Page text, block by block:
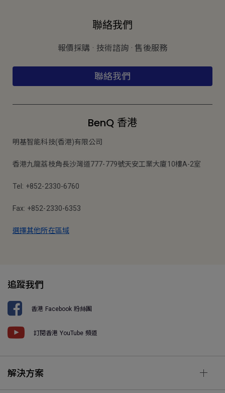
聯絡我們
報價採購 · 技術諮詢 · 售後服務
聯絡我們
BenQ 香港
明基智能科技(香港)有限公司
香港九龍荔枝角長沙灣道777-779號天安工業大廈10樓A-2室
Tel: +852-2330-6760
Fax: +852-2330-6353
選擇其他所在區域
追蹤我們
香港 Facebook 粉絲團
訂閱香港 YouTube 頻道
解決方案